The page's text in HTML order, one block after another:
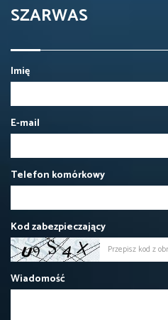
SZARWAS
Imię
E-mail
Telefon komórkowy
Kod zabezpieczający
Wiadomość